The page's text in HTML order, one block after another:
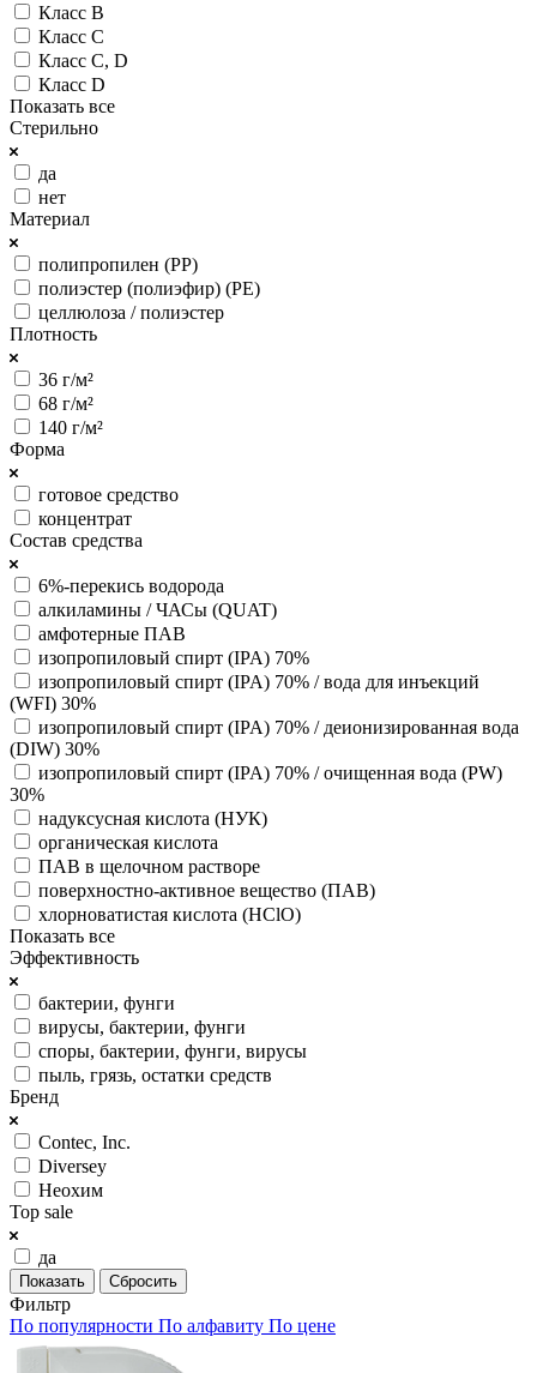
Класс B
Класс C
Класс C, D
Класс D
Показать все
Стерильно
да
нет
Материал
полипропилен (РР)
полиэстер (полиэфир) (PE)
целлюлоза / полиэстер
Плотность
36 г/м²
68 г/м²
140 г/м²
Форма
готовое средство
концентрат
Состав средства
6%-перекись водорода
алкиламины / ЧАСы (QUAT)
амфотерные ПАВ
изопропиловый спирт (IPA) 70%
изопропиловый спирт (IPA) 70% / вода для инъекций
(WFI) 30%
изопропиловый спирт (IPA) 70% / деионизированная вода
(DIW) 30%
изопропиловый спирт (IPA) 70% / очищенная вода (PW)
30%
надуксусная кислота (НУК)
органическая кислота
ПАВ в щелочном растворе
поверхностно-активное вещество (ПАВ)
хлорноватистая кислота (HClO)
Показать все
Эффективность
бактерии, фунги
вирусы, бактерии, фунги
споры, бактерии, фунги, вирусы
пыль, грязь, остатки средств
Бренд
Contec, Inc.
Diversey
Неохим
Top sale
да
Сбросить
Фильтр
По популярности По алфавиту По цене